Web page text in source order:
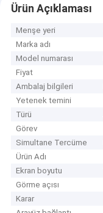
Ürün Açıklaması
Menşe yeri
Marka adı
Model numarası
Fiyat
Ambalaj bilgileri
Yetenek temini
Türü
Görev
Simultane Tercüme
Ürün Adı
Ekran boyutu
Görme açısı
Karar